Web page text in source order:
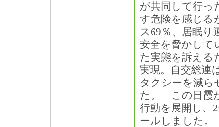
が共同して行っ
す危険を感じる
ス69％、居眠り
安全を脅かして
た実態を訴える
実現。自交総連
タクシーを減ら
た。 この日霞
行動を展開し、
ールしました。